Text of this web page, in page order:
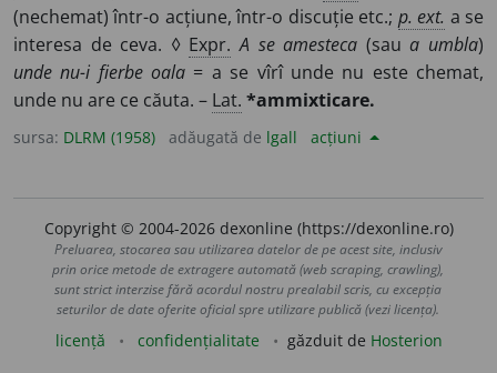
(nechemat) într-o acțiune, într-o discuție etc.; p. ext. a se
interesa de ceva. ◊ Expr. A se amesteca (saua umbla)
unde nu-i fierbe oala = a se vîrî unde nu este chemat,
unde nu are ce căuta. – Lat. *ammixticare.
sursa: DLRM (1958) adăugată de lgall acțiuni
Copyright © 2004-2026 dexonline (https://dexonline.ro)
Preluarea, stocarea sau utilizarea datelor de pe acest site, inclusiv
prin orice metode de extragere automată (web scraping, crawling),
sunt strict interzise fără acordul nostru prealabil scris, cu excepția
seturilor de date oferite oficial spre utilizare publică (vezi licența).
licență confidențialitate găzduit de Hosterion